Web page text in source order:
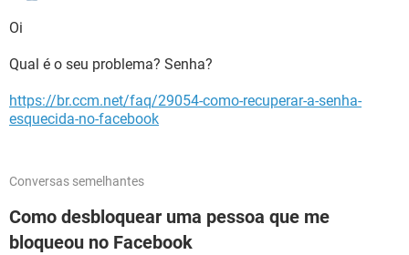
Oi
Qual é o seu problema? Senha?
https://br.ccm.net/faq/29054-como-recuperar-a-senha-
esquecida-no-facebook
Conversas semelhantes
Como desbloquear uma pessoa que me
bloqueou no Facebook